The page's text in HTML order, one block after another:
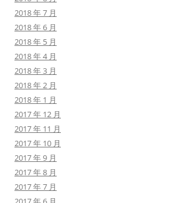
2018 年 7 月
2018 年 6 月
2018 年 5 月
2018 年 4 月
2018 年 3 月
2018 年 2 月
2018 年 1 月
2017 年 12 月
2017 年 11 月
2017 年 10 月
2017 年 9 月
2017 年 8 月
2017 年 7 月